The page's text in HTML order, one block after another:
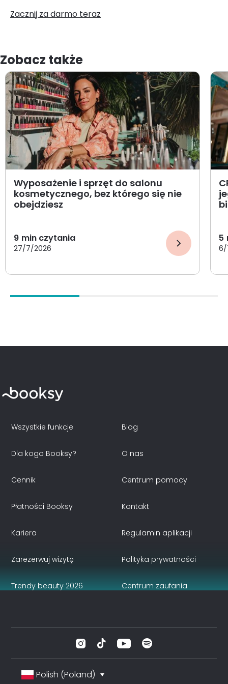
Zacznij za darmo teraz
Zobacz także
Wyposażenie i sprzęt do salonu
kosmetycznego, bez którego się nie
obejdziesz
9 min czytania
27/7/2026
5
6/
Wszystkie funkcje
Dla kogo Booksy?
Cennik
Płatności Booksy
Blog
O nas
Centrum pomocy
Kontakt
Kariera
Zarezerwuj wizytę
Trendy beauty 2026
Regulamin aplikacji
Polityka prywatności
Centrum zaufania
Polish (Poland)